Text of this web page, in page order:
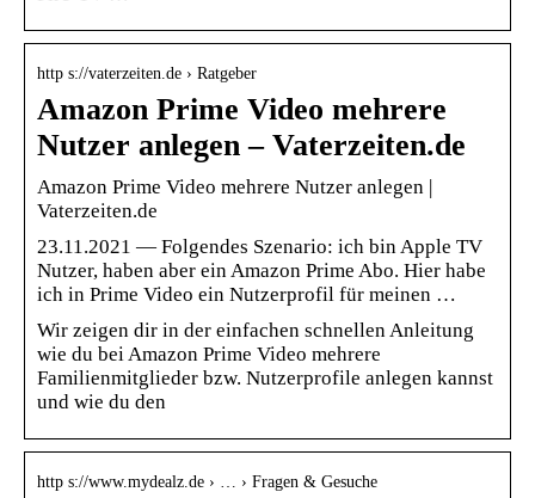
http s://vaterzeiten.de › Ratgeber
Amazon Prime Video mehrere
Nutzer anlegen – Vaterzeiten.de
Amazon Prime Video mehrere Nutzer anlegen |
Vaterzeiten.de
23.11.2021 — Folgendes Szenario: ich bin Apple TV
Nutzer, haben aber ein Amazon Prime Abo. Hier habe
ich in Prime Video ein Nutzerprofil für meinen …
Wir zeigen dir in der einfachen schnellen Anleitung
wie du bei Amazon Prime Video mehrere
Familienmitglieder bzw. Nutzerprofile anlegen kannst
und wie du den
http s://www.mydealz.de › … › Fragen & Gesuche